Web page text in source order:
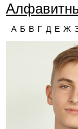
А Б В Г Д Е Ж